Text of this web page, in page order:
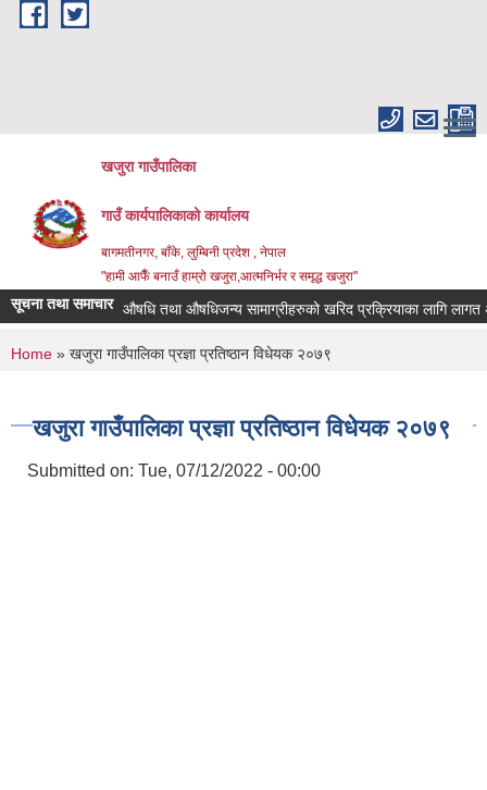
Skip to main content
खजुरा गाउँपालिका
गाउँ कार्यपालिकाको कार्यालय
बागमतीनगर, बाँके, लुम्बिनी प्रदेश , नेपाल
"हामी आफैँ बनाउँ हाम्रो खजुरा,आत्मनिर्भर र समृद्ध खजुरा"
सूचना तथा समाचारऔषधि तथा औषधिजन्य सामाग्रीहरुको खरिद प्रक्रियाका लागि लागत
You are here
Home » खजुरा गाउँपालिका प्रज्ञा प्रतिष्ठान विधेयक २०७९
खजुरा गाउँपालिका प्रज्ञा प्रतिष्ठान विधेयक २०७९
Submitted on: Tue, 07/12/2022 - 00:00